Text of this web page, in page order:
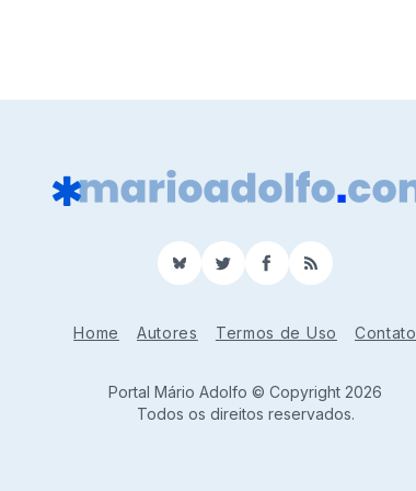
BlueSkyTwitterFacebook
RSS
Home Autores Termos de Uso Contato
Portal Mário Adolfo © Copyright 2026
Todos os direitos reservados.